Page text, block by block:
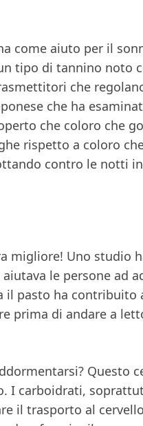
come aiuto per il
tipo di tannino noto
che
che ha
che coloro che
rispetto a coloro
contro le notti
migliore! Uno studio
le persone ad
pasto ha contribuito
prima di andare a
Questo
I carboidrati,
il trasporto al